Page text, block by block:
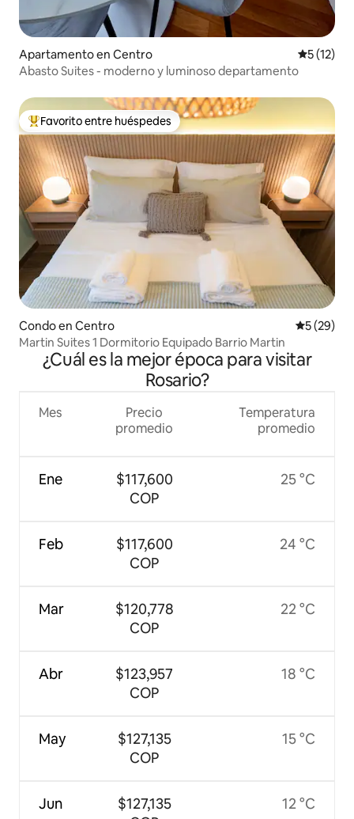
Apartamento en Centro
5 (12)
Abasto Suites - moderno y luminoso departamento
Favorito entre huéspedes preferido
Favorito entre huéspedes
Condo en Centro
5 (29)
Martin Suites 1 Dormitorio Equipado Barrio Martin
¿Cuál es la mejor época para visitar
Rosario?
Mes
Ene
Feb
Mar
Abr
May
Jun
Precio
promedio
$117,600
COP
$117,600
COP
$120,778
COP
$123,957
COP
$127,135
COP
$127,135
Temperatura
promedio
25 °C
24 °C
22 °C
18 °C
15 °C
12 °C